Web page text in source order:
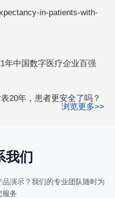
in-patients-with-
年中国数字医疗企业百强
表20年，患者更安全了吗？
浏览更多>>
我们
演示？我们的专业团队随时为
服务